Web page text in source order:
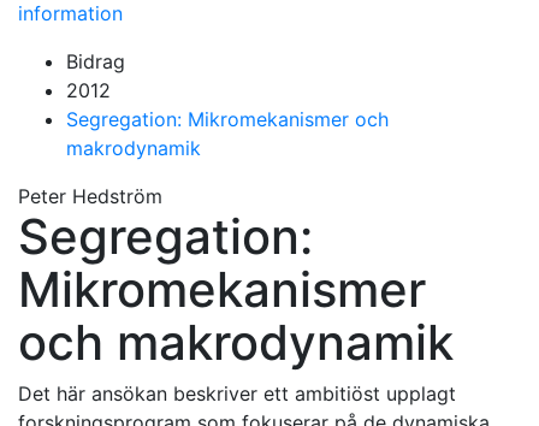
information
Bidrag
2012
Segregation: Mikromekanismer och
makrodynamik
Peter Hedström
Segregation:
Mikromekanismer
och makrodynamik
Det här ansökan beskriver ett ambitiöst upplagt